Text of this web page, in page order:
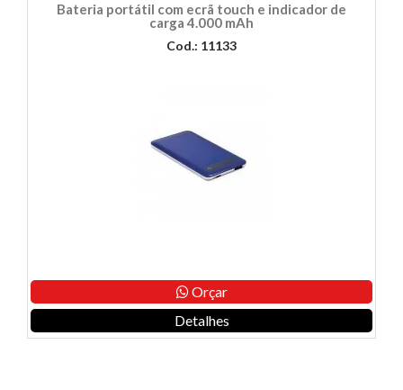
Bateria portátil com ecrã touch e indicador de
carga 4.000 mAh
Cod.: 11133
Orçar
Detalhes